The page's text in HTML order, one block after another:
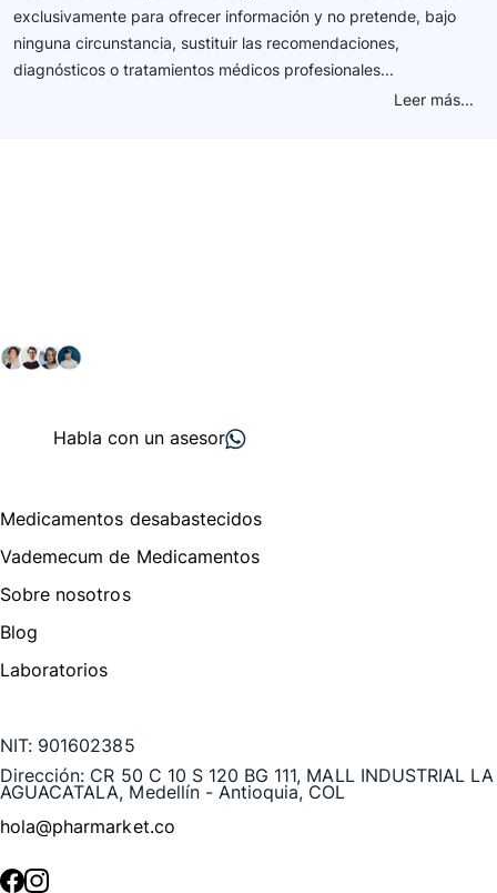
exclusivamente para ofrecer información y no pretende, bajo
ninguna circunstancia, sustituir las recomendaciones,
diagnósticos o tratamientos médicos profesionales...
Leer más...
Habla con un asesor
Medicamentos desabastecidos
Vademecum de Medicamentos
Sobre nosotros
Blog
Laboratorios
NIT: 901602385
Dirección: CR 50 C 10 S 120 BG 111, MALL INDUSTRIAL LA
AGUACATALA, Medellín - Antioquia, COL
hola@pharmarket.co